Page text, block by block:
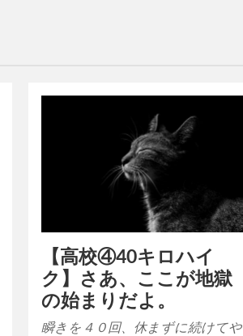
【高校④40キロハイ
ク】さあ、ここが地獄
の始まりだよ。
瞬きを４０回、休まずに続けてや